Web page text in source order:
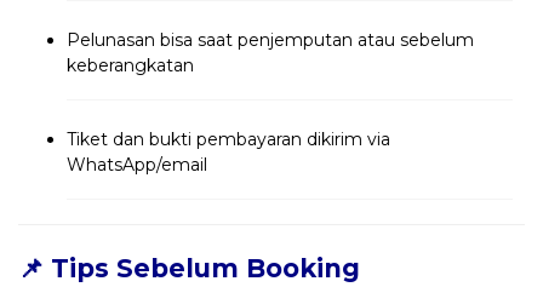
Pelunasan bisa saat penjemputan atau sebelum
keberangkatan
Tiket dan bukti pembayaran dikirim via
WhatsApp/email
📌 Tips Sebelum Booking